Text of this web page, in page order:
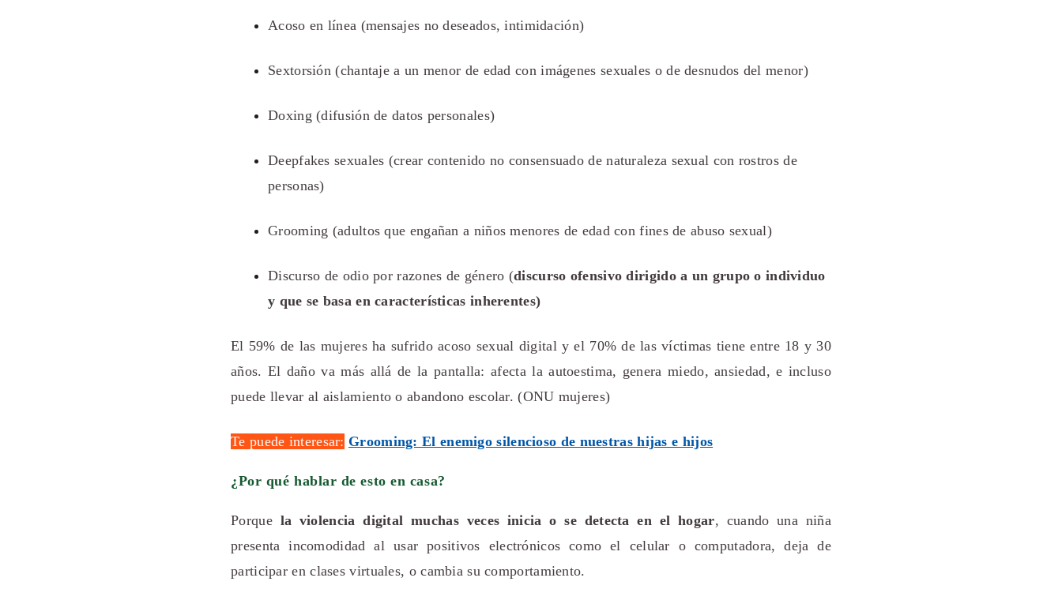
Acoso en línea (mensajes no deseados, intimidación)
Sextorsión (chantaje a un menor de edad con imágenes sexuales o de desnudos del menor)
Doxing (difusión de datos personales)
Deepfakes sexuales (crear contenido no consensuado de naturaleza sexual con rostros de
personas)
Grooming (adultos que engañan a niños menores de edad con fines de abuso sexual)
Discurso de odio por razones de género (discurso ofensivo dirigido a un grupo o individuo
y que se basa en características inherentes)
El 59% de las mujeres ha sufrido acoso sexual digital y el 70% de las víctimas tiene entre 18 y 30
años. El daño va más allá de la pantalla: afecta la autoestima, genera miedo, ansiedad, e incluso
puede llevar al aislamiento o abandono escolar. (ONU mujeres)
Te puede interesar: Grooming: El enemigo silencioso de nuestras hijas e hijos
¿Por qué hablar de esto en casa?
Porque la violencia digital muchas veces inicia o se detecta en el hogar, cuando una niña
presenta incomodidad al usar positivos electrónicos como el celular o computadora, deja de
participar en clases virtuales, o cambia su comportamiento.